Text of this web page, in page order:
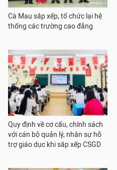
Cà Mau sắp xếp, tổ chức lại hệ
thống các trường cao đẳng
Quy định về cơ cấu, chính sách
với cán bộ quản lý, nhân sự hỗ
trợ giáo dục khi sắp xếp CSGD